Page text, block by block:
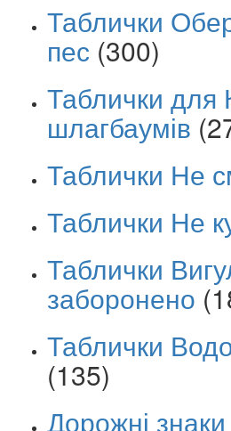
Таблички
пес (300)
Таблички для
шлагбаумів
Таблички Не
Таблички Не
Таблички
заборонено
Таблички
(135)
Дорожні